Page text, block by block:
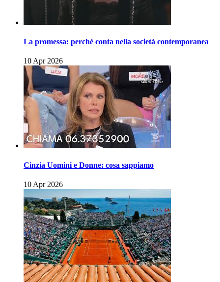
La promessa: perché conta nella società contemporanea
10 Apr 2026
Cinzia Uomini e Donne: cosa sappiamo
10 Apr 2026